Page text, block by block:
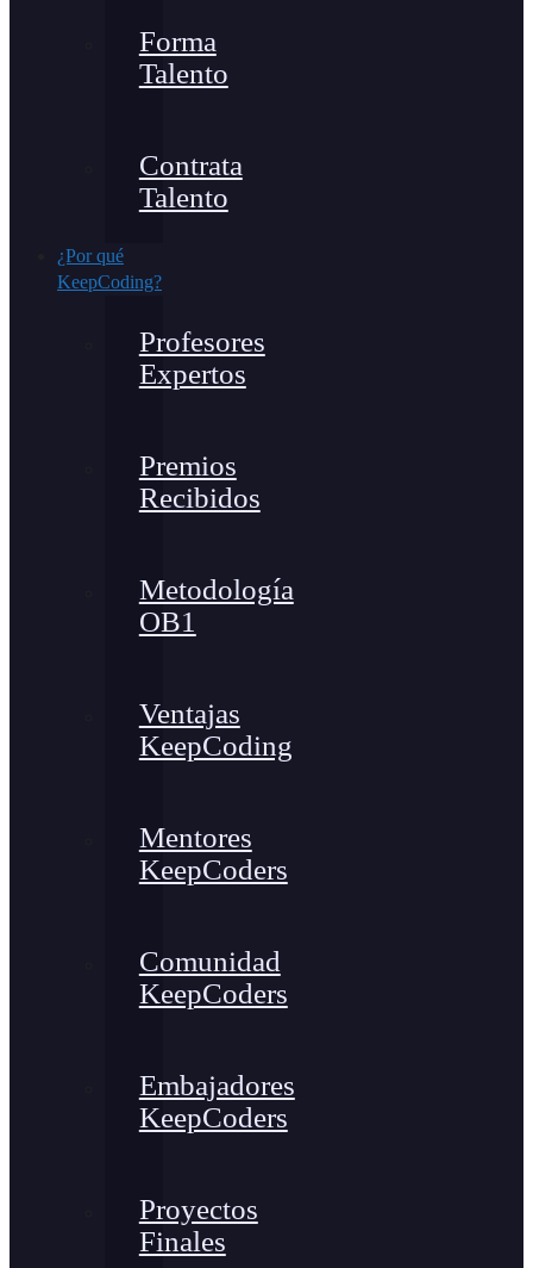
Forma
Talento
Contrata
Talento
¿Por qué
KeepCoding?
Profesores
Expertos
Premios
Recibidos
Metodología
OB1
Ventajas
KeepCoding
Mentores
KeepCoders
Comunidad
KeepCoders
Embajadores
KeepCoders
Proyectos
Finales